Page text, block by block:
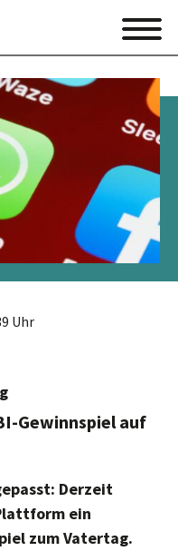
Uhr
Gewinnspiel auf
Derzeit
ein
zum Vatertag.